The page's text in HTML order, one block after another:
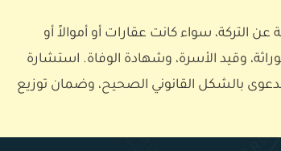
عن التركة، سواء كانت عقارات أو أموالاً أو
وقيد الأسرة، وشهادة الوفاة. استشارة
بالشكل القانوني الصحيح، وضمان توزيع